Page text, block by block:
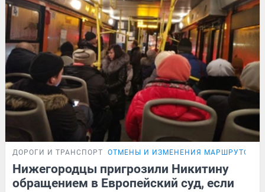
ДОРОГИ И ТРАНСПОРТ ОТМЕНЫ И ИЗМЕНЕНИЯ МАРШРУТОВ
Нижегородцы пригрозили Никитину
обращением в Европейский суд, если